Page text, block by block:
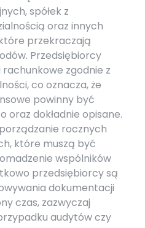
spółek z
oraz innych
przekraczają
Przedsiębiorcy
zgodnie z
co oznacza, że
powinny być
oraz dokładnie opisane.
rocznych
które muszą być
wspólników
przedsiębiorcy są
dokumentacji
czas, zazwyczaj
audytów czy